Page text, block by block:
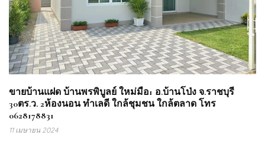
ขายบ้านแฝด บ้านพรพิบูลย์ ใหม่มือ1 อ.บ้านโป่ง จ.ราชบุรี
30ตร.ว. 2ห้องนอน ทำเลดี ใกล้ชุมชน ใกล้ตลาด โทร
0628178831
11 เมษายน 2024